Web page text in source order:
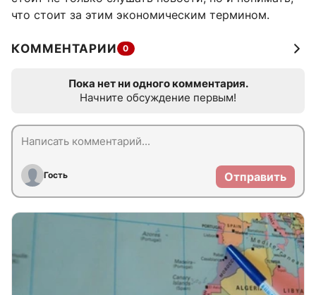
что стоит за этим экономическим термином.
КОММЕНТАРИИ 0
Пока нет ни одного комментария.
Начните обсуждение первым!
Гость Отправить